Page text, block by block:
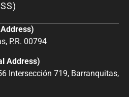
P.R. 00794
Address)
Intersección 719, Barranquitas,